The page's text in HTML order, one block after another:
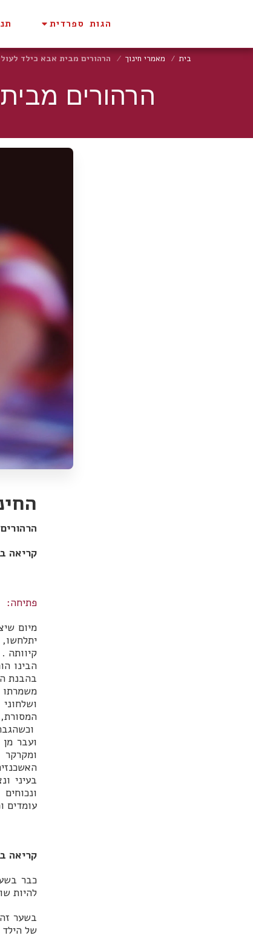
הגות ספרדית
בית מאמרי חינוך הרהורים מבית אבא כילד
הרהורים
קריאה
פתיחה:
מיום
יתלחשו,
קיוותה
הבינו
בהבנת
המסורת,
ועבר
בעיני
עומדים
קריאה
כבר
להיות
בשער
של